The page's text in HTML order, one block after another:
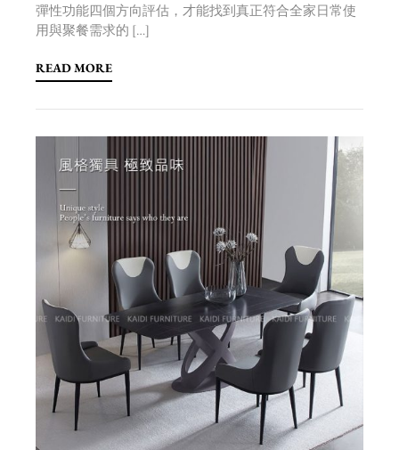
彈性功能四個方向評估，才能找到真正符合全家日常使
用與聚餐需求的 […]
READ MORE